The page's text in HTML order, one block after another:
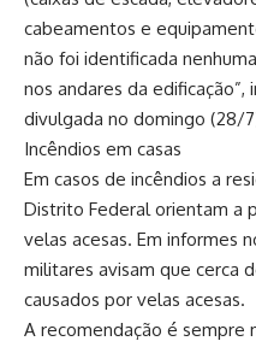
cabeamentos e
não foi identificada
nos andares da
divulgada no domingo (28/
Incêndios em casas
Em casos de incêndios a
Distrito Federal orientam a
velas acesas. Em informes
militares avisam que cerca
causados por velas acesas.
A recomendação é sempre